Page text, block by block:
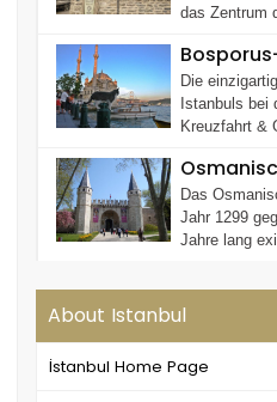
das Zentrum
Die
Istanbuls bei
Kreuzfahrt &
Das
Jahr 1299
Jahre lang
About Istanbul
İstanbul Home Page